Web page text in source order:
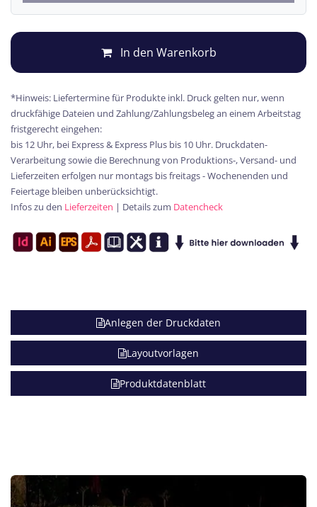
In den Warenkorb
*Hinweis: Liefertermine für Produkte inkl. Druck gelten nur, wenn
druckfähige Dateien und Zahlung/Zahlungsbeleg an einem Arbeitstag
fristgerecht eingehen:
bis 12 Uhr, bei Express & Express Plus bis 10 Uhr. Druckdaten-
Verarbeitung sowie die Berechnung von Produktions-, Versand- und
Lieferzeiten erfolgen nur montags bis freitags - Wochenenden und
Feiertage bleiben unberücksichtigt.
Infos zu den Lieferzeiten | Details zum Datencheck
Anlegen der Druckdaten
Layoutvorlagen
Produktdatenblatt